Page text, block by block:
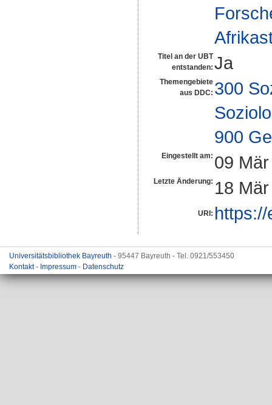
Titel an der UBT
entstanden: Ja
Themengebiete
aus DDC: 300
900
Eingestellt am: 09
Letzte Änderung: 18
URI:
Universitätsbibliothek Bayreuth - 95447 Bayreuth - Tel. 0921/553450
Kontakt- Impressum - Datenschutz